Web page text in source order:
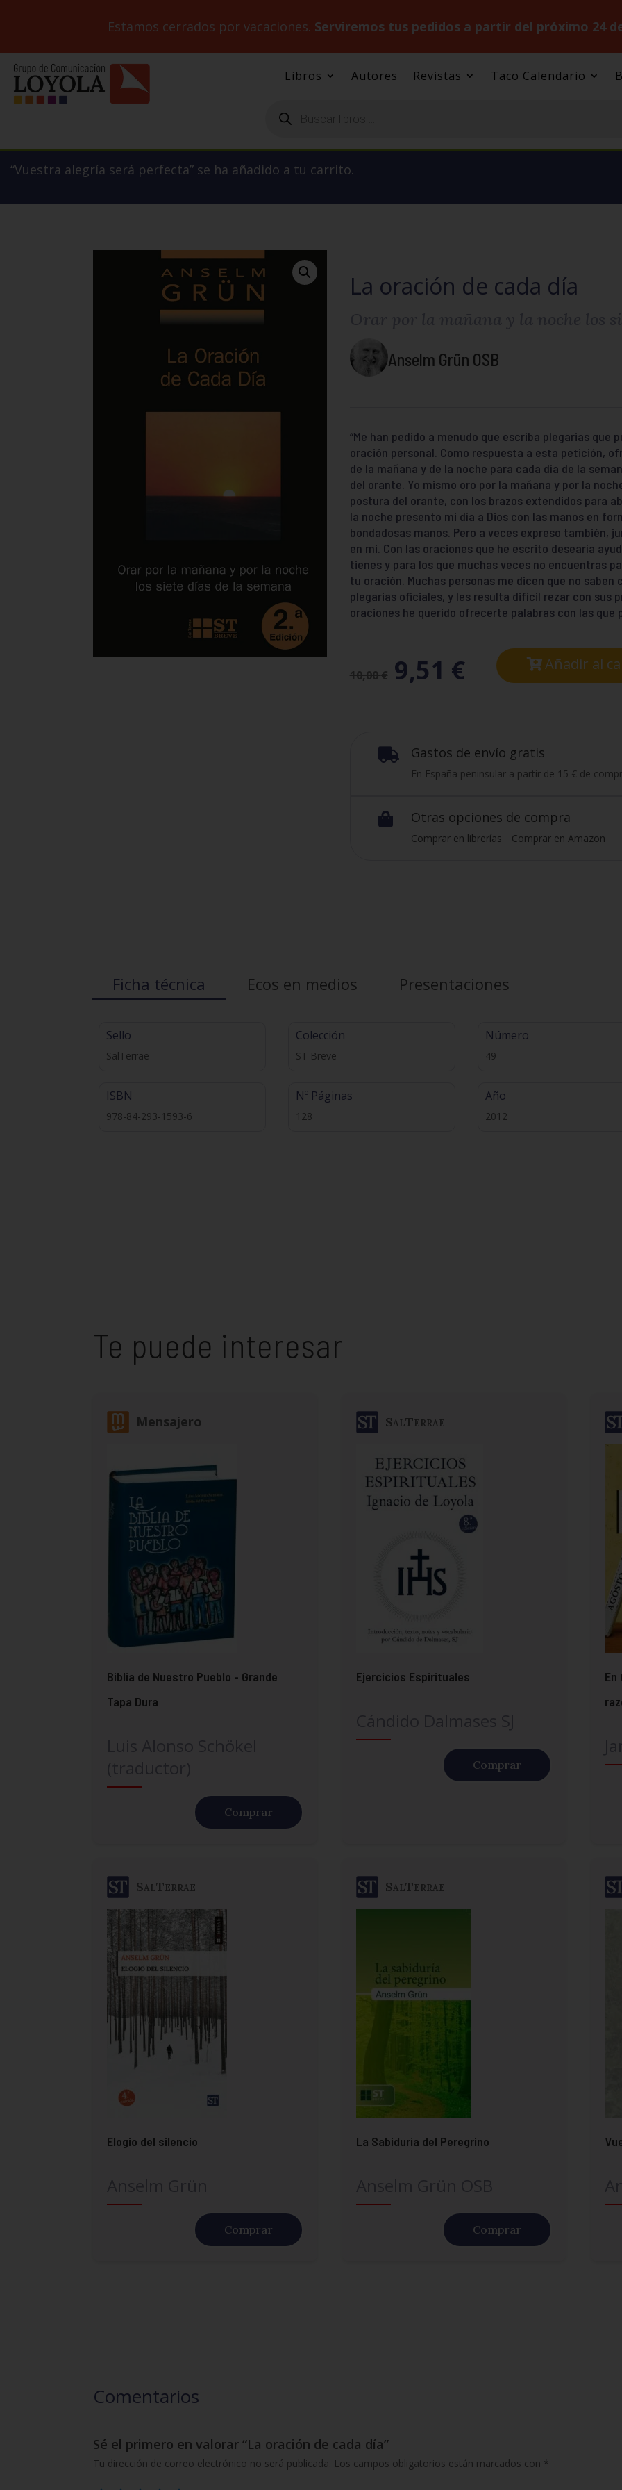
Estamos cerrados por vacaciones. Serviremos tus pedidos a partir del próximo 24
Libros Autores Revistas Taco Calendario
productos
“Vuestra alegría será perfecta” se ha añadido a tu carrito.
La oración de cada día
Anselm Grün OSB
“Me han pedido a menudo que escriba plegarias que
oración personal. Como respuesta a esta petición,
de la mañana y de la noche para cada día de la
del orante. Yo mismo oro por la mañana y por la
postura del orante, con los brazos extendidos para
la noche presento mi día a Dios con las manos en
bondadosas manos. Pero a veces expreso también,
en mi. Con las oraciones que he escrito desearía
tienes y para los que muchas veces no encuentras
tu oración. Muchas personas me dicen que no saben
plegarias oficiales, y les resulta difícil rezar con sus
oraciones he querido ofrecerte palabras con las que
10,00€ 9,51 € Añadir al
 Gastos de envío gratis
En España peninsular a partir de 15 € de
 Otras opciones de compra
Comprar en librerías Comprar en Amazon
Ficha técnica Ecos en medios Presentaciones
Sello
SalTerrae
ISBN
978-84-293-1593-6
Colección
ST Breve
Nº Páginas
128
Número
49
Año
2012
Te puede interesar
Mensajero
Biblia de Nuestro Pueblo - Grande
Tapa Dura
Comprar
SalTerrae
Ejercicios Espirituales
Comprar
En
SalTerrae
Elogio del silencio
Comprar
SalTerrae
La Sabiduría del Peregrino
Comprar
Comentarios
Sé el primero en valorar “La oración de cada día”
Tu dirección de correo electrónico no será publicada. Los campos obligatorios están marcados con *